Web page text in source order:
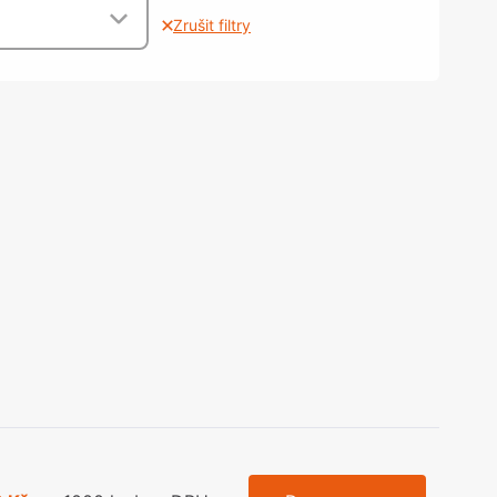
nohy, Nábytkové nohy a
nastavení
Zrušit filtry